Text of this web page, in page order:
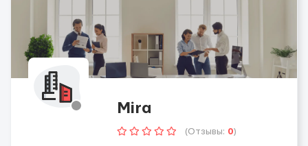
Mira
(Отзывы: 0)